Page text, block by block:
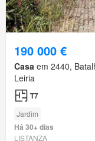
190 000 €
Casa em 2440,
Leiria
T7
Jardim
Há 30+ dias
LISTANZA